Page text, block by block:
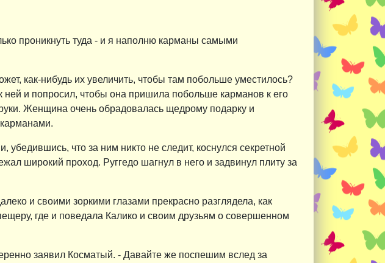
проникнуть туда - и я наполню карманы самыми
как-нибудь их увеличить, чтобы там побольше уместилось?
и попросил, чтобы она пришила побольше карманов к его
Женщина очень обрадовалась щедрому подарку и
что за ним никто не следит, коснулся секретной
широкий проход. Руггедо шагнул в него и задвинул плиту за
и своими зоркими глазами прекрасно разглядела, как
где и поведала Калико и своим друзьям о совершенном
заявил Косматый. - Давайте же поспешим вслед за